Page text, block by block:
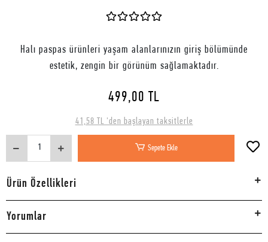
Halı paspas ürünleri yaşam alanlarınızın giriş bölümünde
estetik, zengin bir görünüm sağlamaktadır.
499,00 TL
41,58 TL 'den başlayan taksitlerle
Sepete Ekle
Ürün Özellikleri
Yorumlar